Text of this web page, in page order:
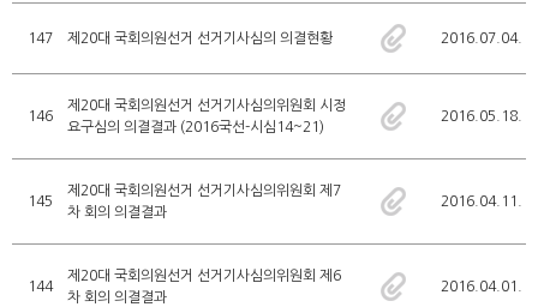
147 제20대 국회의원선거 선거기사심의 의결현황 2016.07.04.
146
제20대 국회의원선거 선거기사심의위원회 시정
요구심의 의결결과 (2016국선-시심14~21)
2016.05.18.
145
제20대 국회의원선거 선거기사심의위원회 제7
차 회의 의결결과
2016.04.11.
144
제20대 국회의원선거 선거기사심의위원회 제6
차 회의 의결결과
2016.04.01.